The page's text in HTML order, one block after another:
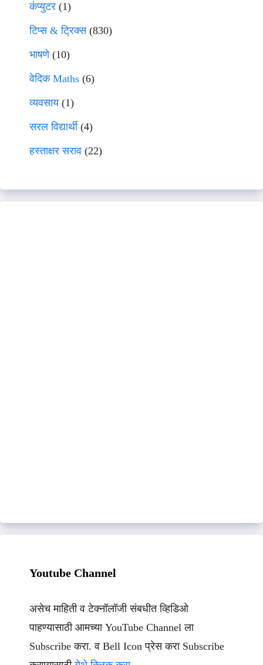
कंप्युटर (1)
टिप्स & ट्रिक्स(830)
भाषणे(10)
वेदिक Maths (6)
व्यवसाय(1)
सरल विद्यार्थी(4)
हस्ताक्षर सराव (22)
Youtube Channel
असेच माहिती व टेक्नॉलॉजी संबधीत व्हिडिओ
पाहण्यासाठी आमच्या YouTube Channel ला
Subscribe करा. व Bell Icon प्रेस करा Subscribe